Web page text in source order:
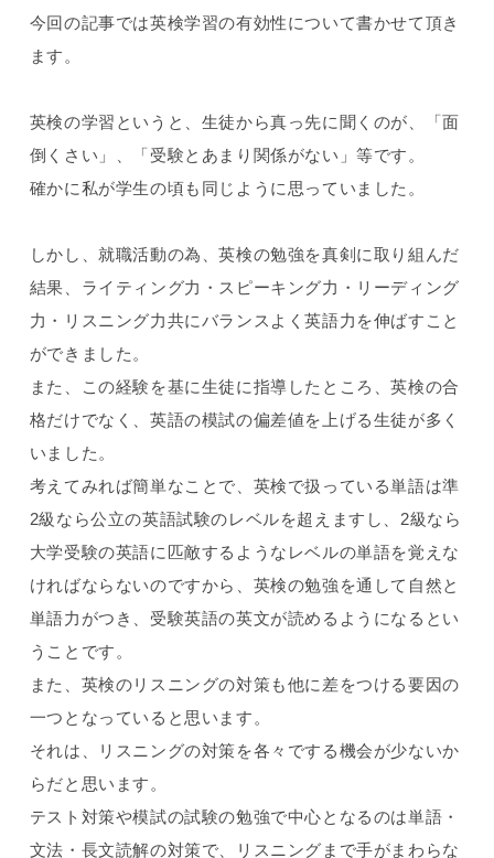
今回の記事では英検学習の有効性について書かせて頂き
ます。
英検の学習というと、生徒から真っ先に聞くのが、「面
倒くさい」、「受験とあまり関係がない」等です。
確かに私が学生の頃も同じように思っていました。
しかし、就職活動の為、英検の勉強を真剣に取り組んだ
結果、ライティング力・スピーキング力・リーディング
力・リスニング力共にバランスよく英語力を伸ばすこと
ができました。
また、この経験を基に生徒に指導したところ、英検の合
格だけでなく、英語の模試の偏差値を上げる生徒が多く
いました。
考えてみれば簡単なことで、英検で扱っている単語は準
2級なら公立の英語試験のレベルを超えますし、 2級なら
大学受験の英語に匹敵するようなレベルの単語を覚えな
ければならないのですから、英検の勉強を通して自然と
単語力がつき、受験英語の英文が読めるようになるとい
うことです。
また、英検のリスニングの対策も他に差をつける要因の
一つとなっていると思います。
それは、リスニングの対策を各々でする機会が少ないか
らだと思います。
テスト対策や模試の試験の勉強で中心となるのは単語・
文法・長文読解の対策で、リスニングまで手がまわらな